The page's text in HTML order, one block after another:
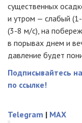
существенных
и утром — слабый
(3-8 м/с), на
в порывах днем и
давление будет
Подписывайтесь
по ссылке!
Telegram | MAX